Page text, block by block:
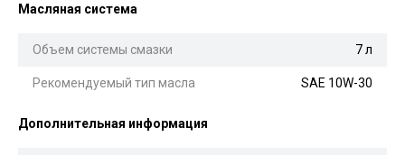
Масляная система
Объем системы смазки 7 л
Рекомендуемый тип масла SAE 10W-30
Дополнительная информация